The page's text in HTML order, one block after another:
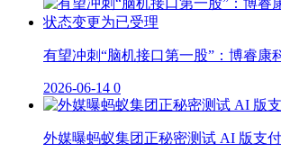
有望冲刺“脑机接口第一股”：博睿康
2026-06-14 0
外媒曝蚂蚁集团正秘密测试 AI 版支